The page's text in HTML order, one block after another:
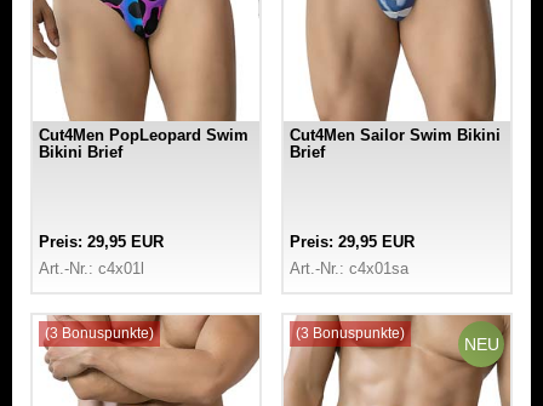
Cut4Men PopLeopard Swim
Bikini Brief
Preis: 29,95 EUR
Art.-Nr.: c4x01l
Cut4Men Sailor Swim Bikini
Brief
Preis: 29,95 EUR
Art.-Nr.: c4x01sa
(3 Bonuspunkte)
NEU
(3 Bonuspunkte)